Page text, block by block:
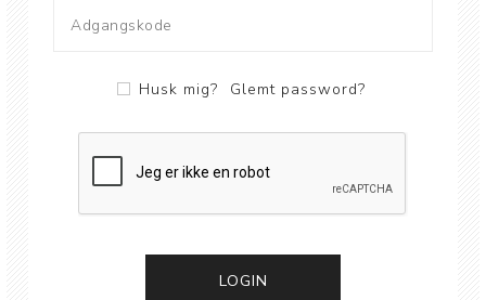
Husk mig? Glemt password?